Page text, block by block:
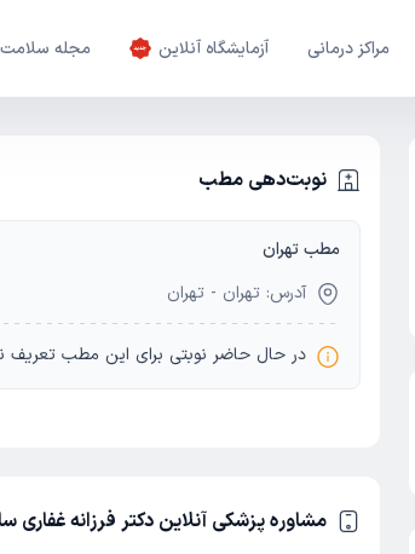
مراکز درمانی آزمایشگاه آنلاین مجله سلامت
نوبت‌دهی مطب
مطب تهران
آدرس: تهران - تهران
در حال حاضر نوبتی برای این مطب تعریف
مشاوره پزشکی آنلاین دکتر فرزانه غفاری